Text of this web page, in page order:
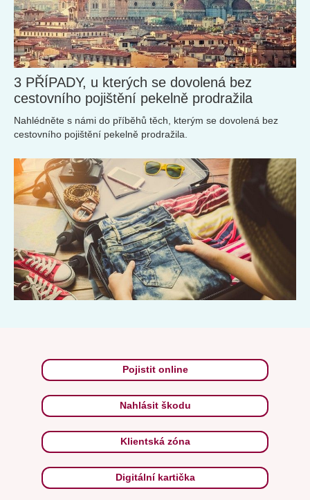
3 PŘÍPADY, u kterých se dovolená bez
cestovního pojištění pekelně prodražila
Nahlédněte s námi do příběhů těch, kterým se dovolená bez
cestovního pojištění pekelně prodražila.
Pojistit online
Nahlásit škodu
Klientská zóna
Digitální kartička